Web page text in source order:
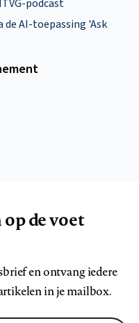
podcast
de AI-toepassing 'Ask
de voet
en ontvang iedere
in je mailbox.